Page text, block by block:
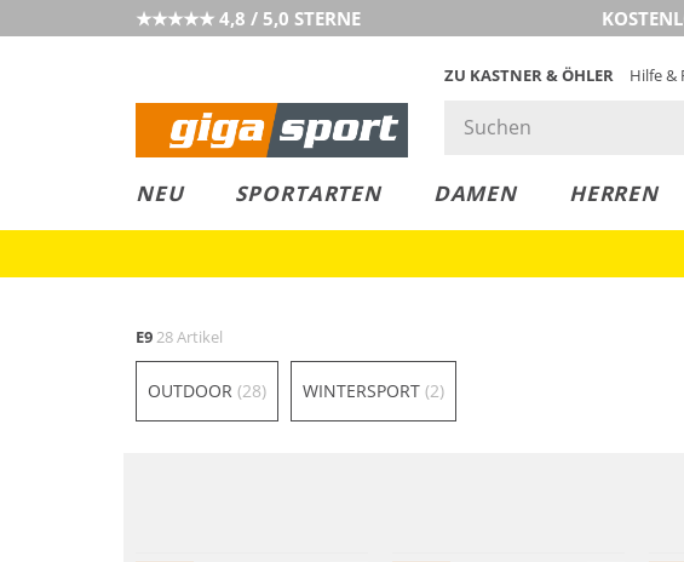
★★★★★ 4,8 / 5,0 STERNE
ZU KASTNER & ÖHLER Hilfe &
NEU SPORTARTEN DAMEN HERREN
E928 Artikel
OUTDOOR (28) WINTERSPORT (2)